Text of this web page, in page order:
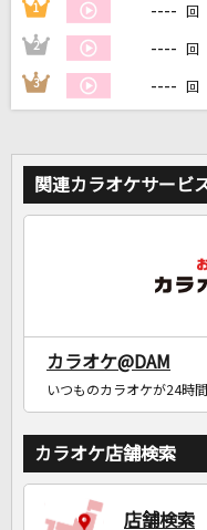
カラオ
家族や友
1 ---- 回
2 ---- 回
3 ---- 回
関連カラオケサービ
カラオケ@DAM
いつものカラオケが24時
カラオケ店舗検索
店舗検索